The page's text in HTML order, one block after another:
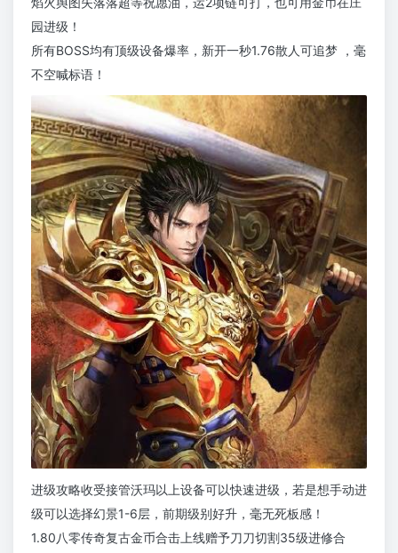
园进级！
所有BOSS均有顶级设备爆率，新开一秒1.76散人可追梦 ，毫
不空喊标语！
进级攻略收受接管沃玛以上设备可以快速进级，若是想手动进
级可以选择幻景1-6层，前期级别好升，毫无死板感！
1.80八零传奇复古金币合击上线赠予刀刀切割35级进修合